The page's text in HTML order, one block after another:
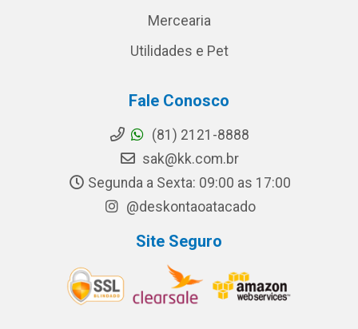
Mercearia
Utilidades e Pet
Fale Conosco
(81) 2121-8888
sak@kk.com.br
Segunda a Sexta: 09:00 as 17:00
@deskontaoatacado
Site Seguro